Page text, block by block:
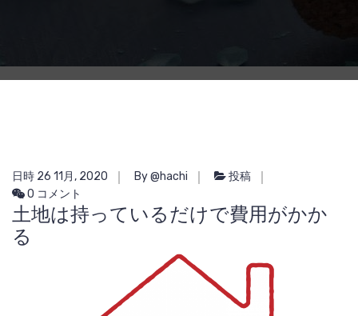
日時 26 11月, 2020 By @hachi
投稿
0 コメント
土地は持っているだけで費用がかか
る